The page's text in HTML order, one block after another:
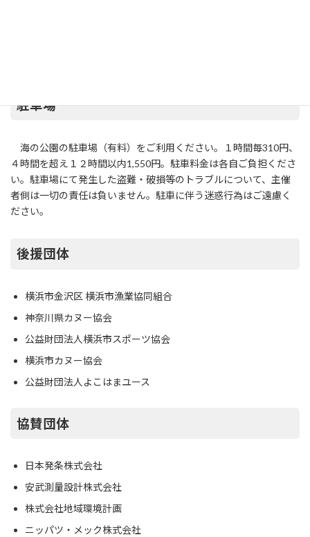
駐車場
海の公園の駐車場（有料）をご利用ください。１時間毎310円、
４時間を超え１２時間以内1,550円。駐車料金は各自ご負担くださ
い。駐車場にて発生した盗難・破損等のトラブルについて、主催
者側は一切の責任は負いません。駐車に伴う迷惑行為はご遠慮く
ださい。
後援団体
横浜市金沢区 横浜市漁業協同組合
神奈川県カヌー協会
公益財団法人横浜市スポーツ協会
横浜市カヌー協会
公益財団法人よこはまユース
協賛団体
日本発条株式会社
安武測量設計株式会社
株式会社地域環境計画
ニッパツ・メック株式会社